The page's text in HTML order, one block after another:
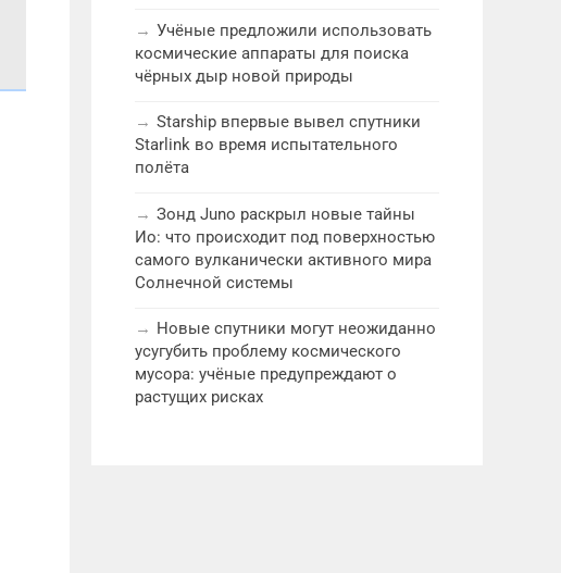
Учёные предложили использовать
космические аппараты для поиска
чёрных дыр новой природы
Starship впервые вывел спутники
Starlink во время испытательного
полёта
Зонд Juno раскрыл новые тайны
Ио: что происходит под поверхностью
самого вулканически активного мира
Солнечной системы
Новые спутники могут неожиданно
усугубить проблему космического
мусора: учёные предупреждают о
растущих рисках